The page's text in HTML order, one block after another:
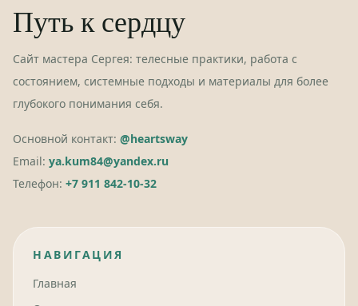
Путь к сердцу
Сайт мастера Сергея: телесные практики, работа с
состоянием, системные подходы и материалы для более
глубокого понимания себя.
Основной контакт: @heartsway
Email: ya.kum84@yandex.ru
Телефон: +7 911 842-10-32
НАВИГАЦИЯ
Главная